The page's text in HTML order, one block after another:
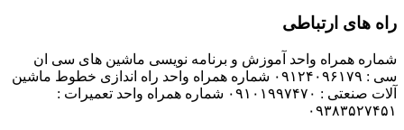
راه های ارتباطی
شماره همراه واحد آموزش و برنامه نویسی ماشین های سی ان
سی : ۰۹۱۲۴۰۹۶۱۷۹ شماره همراه واحد راه اندازی خطوط ماشین
آلات صنعتی : ۰۹۱۰۱۹۹۷۴۷۰ شماره همراه واحد تعمیرات :
۰۹۳۸۳۵۲۷۴۵۱